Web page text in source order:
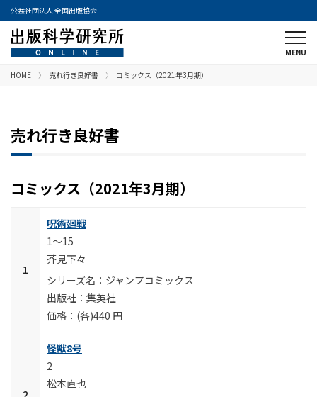
公益社団法人 全国出版協会
HOME 売れ行き良好書 コミックス（2021年3月期）
売れ行き良好書
コミックス（2021年3月期）
呪術廻戦
1～15
芥見下々
ジャンプコミックス
集英社
(各)440 円
怪獣8号
2
松本直也